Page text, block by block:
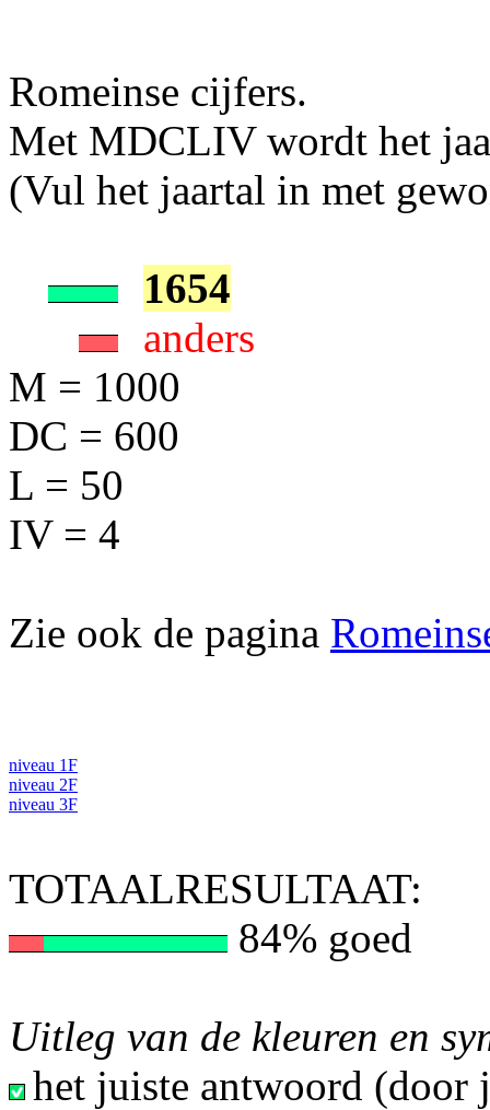
Romeinse cijfers.
Met MDCLIV wordt het
(Vul het jaartal in met
1654
anders
M = 1000
DC = 600
L = 50
IV = 4
Zie ook de pagina
niveau 1F
niveau 2F
niveau 3F
TOTAALRESULTAAT:
84% goed
Uitleg van de kleuren en
het juiste antwoord (door